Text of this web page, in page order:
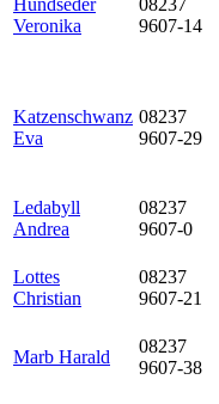
Hundseder
Veronika
08237
9607-14
Katzenschwanz
Eva
08237
9607-29
Ledabyll
Andrea
08237
9607-0
Lottes
Christian
08237
9607-21
Marb Harald
08237
9607-38